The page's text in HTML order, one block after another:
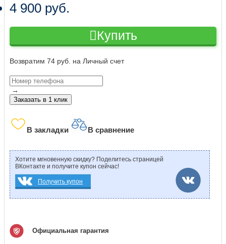
4 900 руб.
Купить
Возвратим 74 руб. на Личный счет
→
Заказать в 1 клик
В закладки В сравнение
Хотите мгновенную скидку? Поделитесь страницей
ВКонтакте и получите купон сейчас!
Получить купон
Официальная гарантия